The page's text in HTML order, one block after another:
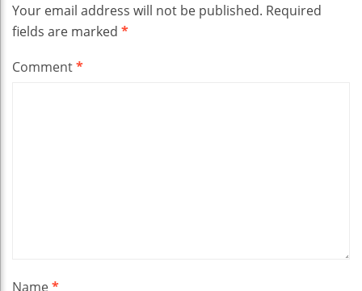
Your email address will not be published. Required
fields are marked *
Comment*
Name*